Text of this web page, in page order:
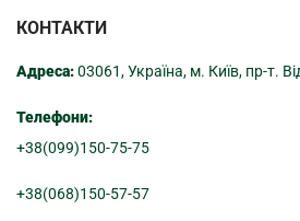
КОНТАКТИ
Адреса:03061, Україна, м. Київ, пр-т.
Телефони:
+38(099)150-75-75
+38(068)150-57-57